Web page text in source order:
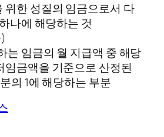
위한 성질의 임금으로서 다
나에 해당하는 것
는 임금의 월 지급액 중 해당
임금액을 기준으로 산정된
의 1에 해당하는 부분